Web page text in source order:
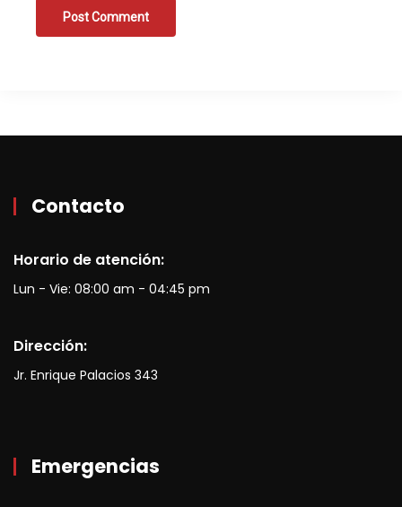
Contacto
Horario de atención:
Lun - Vie: 08:00 am - 04:45 pm
Dirección:
Jr. Enrique Palacios 343
Emergencias